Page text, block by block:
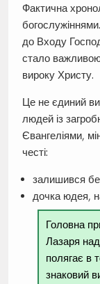
Фактична
до Входу
стало
вироку Христу.
Це не єдиний
людей із
Євангеліями,
честі:
залишився
дочка юдея,
Головна
Лазаря
полягає в
знаковий